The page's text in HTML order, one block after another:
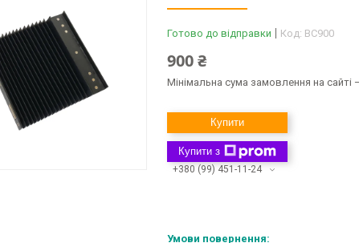
Готово до відправки Код: BC900
900 ₴
Мінімальна сума замовлення на сайті
Купити
Купити з
+380 (99) 451-11-24